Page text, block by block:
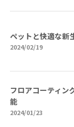
ペットと快適な新
2024/02/19
フロアコーティン
能
2024/01/23